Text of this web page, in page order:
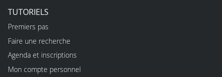
TUTORIELS
Premiers pas
Faire une recherche
Agenda et inscriptions
Mon compte personnel